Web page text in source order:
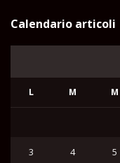
Calendario articoli
L M M
3 4 5